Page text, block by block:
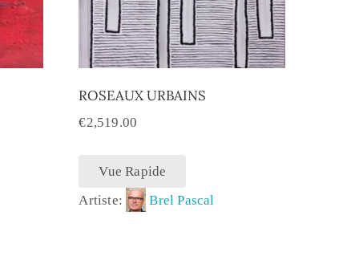
ROSEAUX URBAINS
€2,519.00
Vue Rapide
Artiste:
Brel Pascal